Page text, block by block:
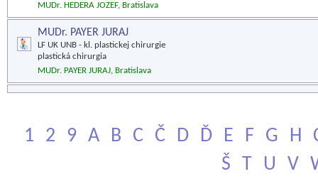
MUDr. HEDERA JOZEF, Bratislava
MUDr. PAYER JURAJ
LF UK UNB - kl. plastickej chirurgie
plastická chirurgia
MUDr. PAYER JURAJ, Bratislava
1 2 9 A B C Č D Ď E F G H
Š
T U V